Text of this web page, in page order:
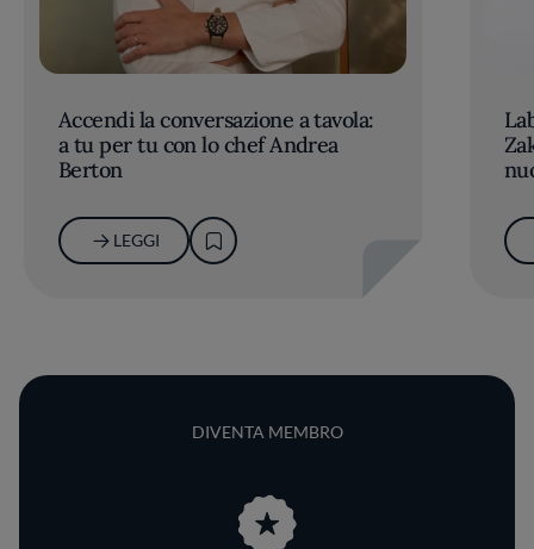
Accendi la conversazione a tavola:
a tu per tu con lo chef Andrea
Berton
LEGGI
DIVENTA MEMBRO